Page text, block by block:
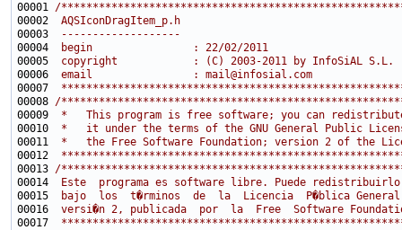
00001 /
00002
AQSIconDragItem_p.h
00003
-------------------
00004
begin                : 22/02/2011
00005
copyright            : (C) 2003-2011 by InfoSiAL S.L.
00006
email                : mail@infosial.com
00007
00008 /
00009
*   This program is free software; you can
00010
*   it under the terms of the GNU General Public
00011
*   the Free Software Foundation; version 2 of
00012
00013 /
00014
Este  programa es software libre. Puede
00015
bajo  los  t�rminos  de  la  Licencia  P�blica General
00016
versi�n 2, publicada  por  la  Free  Software
00017